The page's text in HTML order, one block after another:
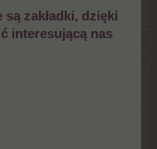
zakładki, dzięki
interesującą nas